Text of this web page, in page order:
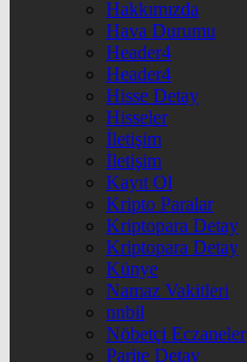
Hakkımızda
Hava Durumu
Header4
Header4
Hisse Detay
Hisseler
İletişim
İletişim
Kayıt Ol
Kripto Paralar
Kriptopara Detay
Kriptopara Detay
Künye
Namaz Vakitleri
nnbil
Nöbetçi Eczaneler
Parite Detay